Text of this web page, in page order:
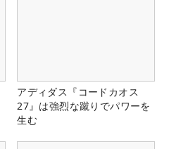
アディダス『コードカオス
27』は強烈な蹴りでパワーを
生む